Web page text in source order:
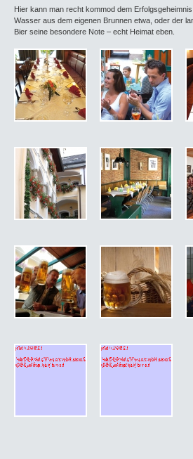
Hier kann man recht kommod dem
Wasser aus dem eigenen Brunnen etwa, oder der
Bier seine besondere Note – echt Heimat eben.